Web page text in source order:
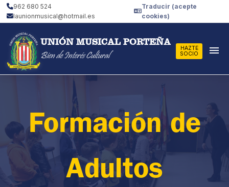
962 680 524
launionmusical@hotmail.es
Traducir (acepte
cookies)
UNIÓN MUSICAL PORTEÑA
Bien de Interés Cultural
HAZTE
SOCIO
menu
Formación de
Adultos